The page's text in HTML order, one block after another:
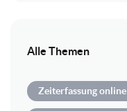
Alle Themen
Zeiterfassung online